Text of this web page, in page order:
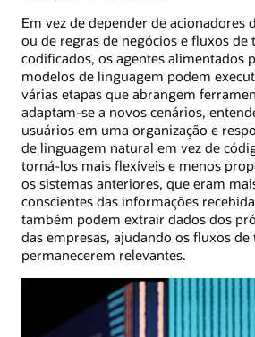
Em vez de depender de acionadores
ou de regras de negócios e fluxos de
codificados, os agentes alimentados
modelos de linguagem podem
várias etapas que abrangem
adaptam-se a novos cenários,
usuários em uma organização e
de linguagem natural em vez de
torná-los mais flexíveis e menos
os sistemas anteriores, que eram
conscientes das informações
também podem extrair dados dos
das empresas, ajudando os fluxos de
permanecerem relevantes.